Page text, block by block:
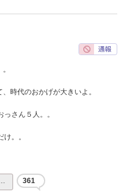
時代のおかげが大きいよ。
さん５人。。
。。
361